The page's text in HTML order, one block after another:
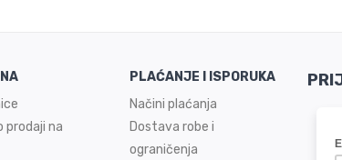
prodaji na
PLAĆANJE I ISPORUKA
Načini plaćanja
Dostava robe i
ograničenja